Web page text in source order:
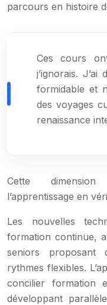
parcours en histoire
Ces cours
j’ignorais. J’ai
formidable et
des voyages
renaissance
Cette dimension
l’apprentissage en
Les nouvelles
formation continue,
seniors proposant
rythmes flexibles.
concilier formation
développant